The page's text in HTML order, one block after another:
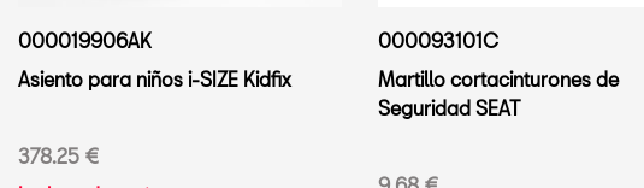
000019906AK
Asiento para niños i-SIZE Kidfix
378.25 €
000093101C
Martillo cortacinturones de
Seguridad SEAT